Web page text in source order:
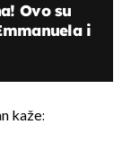
Ovo su
i
kaže: